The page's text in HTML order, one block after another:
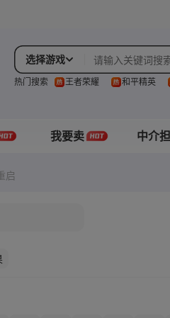
选择游戏
热门搜索 王者荣耀 和平精英
我要卖 中介
启